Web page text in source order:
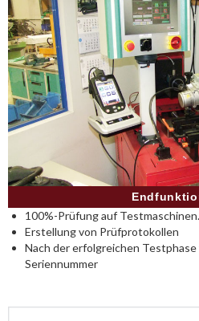
100%-Prüfung auf Testmaschinen.
Erstellung von Prüfprotokollen
Nach der erfolgreichen
Seriennummer